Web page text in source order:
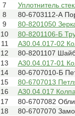
7
Уплотнитель
8
80-6703112-А
9
80-8201050
10
80-8201106-Б
11
А30.04.017-02
12
80-8201107
13
А30.04.017-01
14
80-6707010-Б
15
80-6707013
16
А30.04.017
17
80-6707082
18
80-6707070